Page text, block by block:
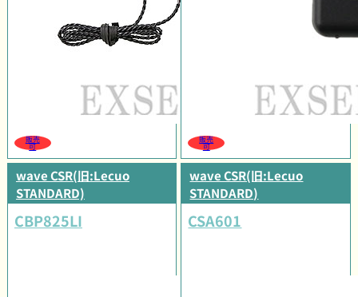
販売
可
販売
可
wave CSR(旧:Lecuo
STANDARD)
CBP825LI
wave CSR(旧:Lecuo
STANDARD)
CSA601